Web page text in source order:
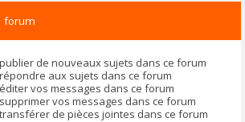
forum
publier de nouveaux sujets dans ce forum
répondre aux sujets dans ce forum
éditer vos messages dans ce forum
supprimer vos messages dans ce forum
transférer de pièces jointes dans ce forum